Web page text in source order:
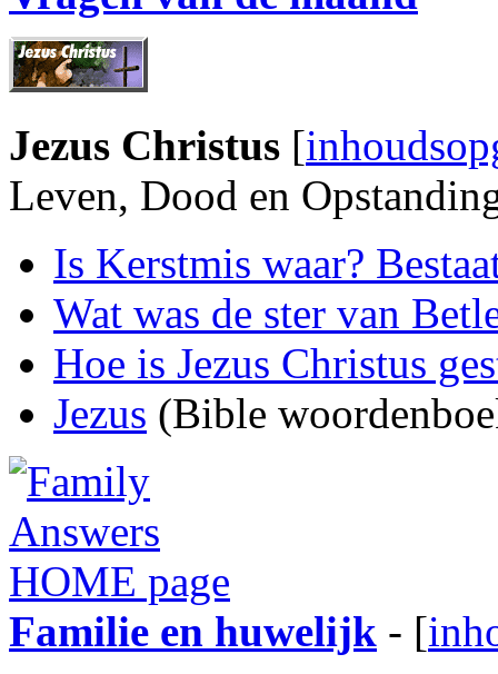
Jezus Christus [
Leven, Dood en
Is Kerstmis waar?
Wat was de ster van
Hoe is Jezus Christus
Jezus (Bible
Familie en huwelijk - [